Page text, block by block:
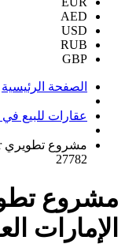
AED
USD
RUB
GBP
الصفحة الرئيسية
عقارات للبيع
27782
الإمارات